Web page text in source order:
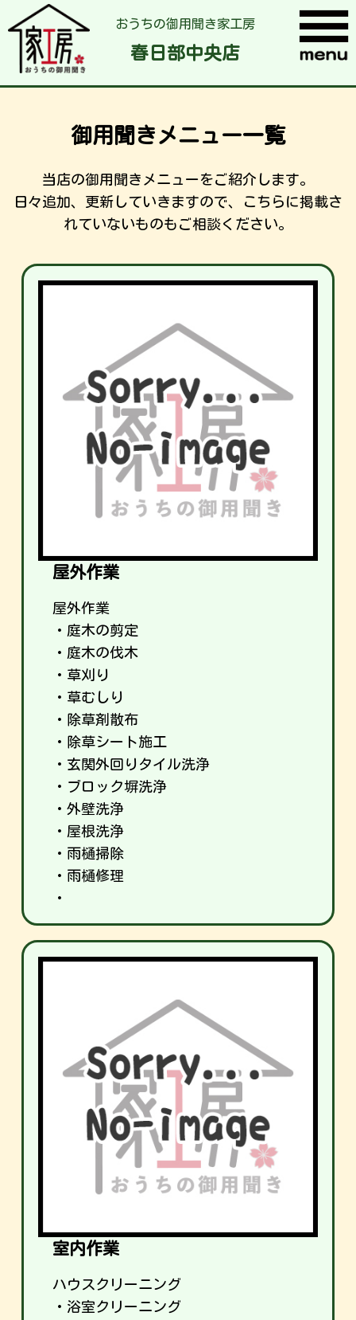
おうちの御用聞き家工房
春日部中央店
御用聞きメニュー一覧
当店の御用聞きメニューをご紹介します。
日々追加、更新していきますので、こちらに掲載さ
れていないものもご相談ください。
屋外作業
屋外作業
・庭木の剪定
・庭木の伐木
・草刈り
・草むしり
・除草剤散布
・除草シート施工
・玄関外回りタイル洗浄
・ブロック塀洗浄
・外壁洗浄
・屋根洗浄
・雨樋掃除
・雨樋修理
・
室内作業
ハウスクリーニング
・浴室クリーニング